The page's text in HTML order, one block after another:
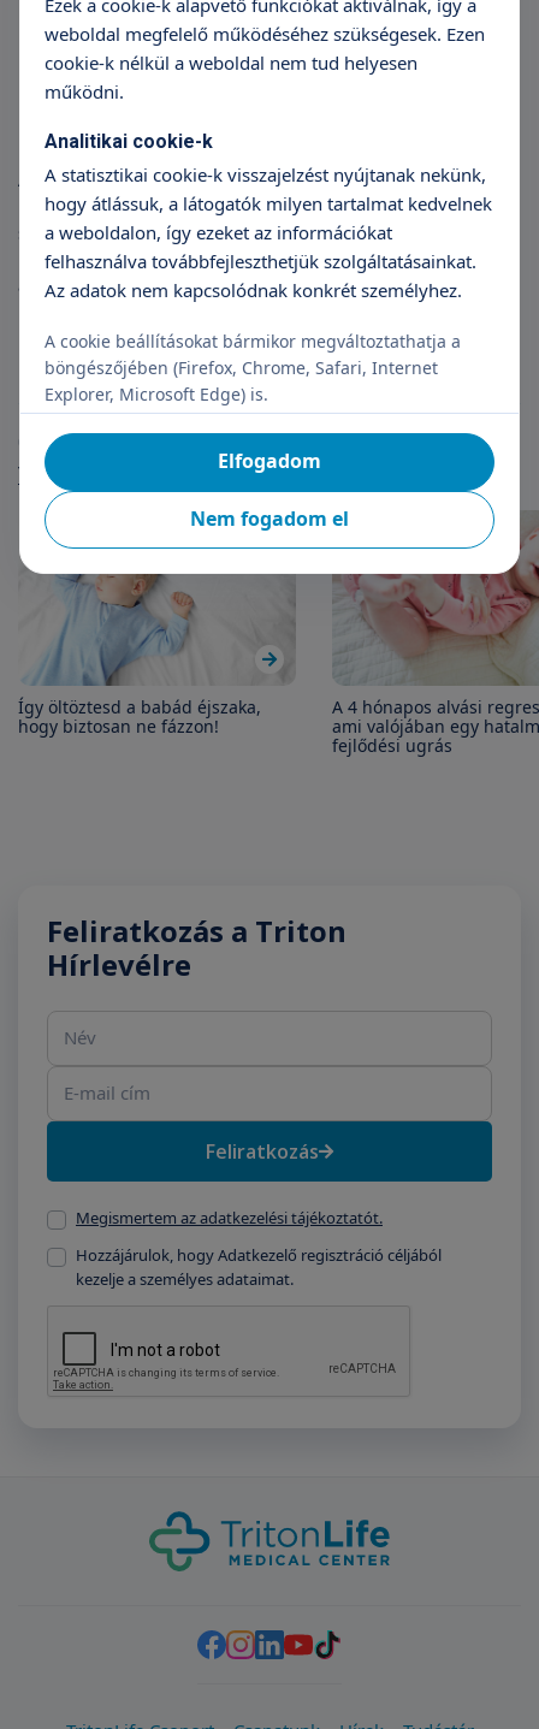
Önálló elalvás támogatása(gyengéd, de hatékony
módszerekkel, sírni hagyás nélkül)
Éjszakai ébredések és etetések rendezése
Nappali alvások beállítása, optimalizálása
Az egész beszélgetés rugalmas: lépésről lépésre haladunk,
hiszen nincs egyetlen helyes út – a gyermekedre és rátok
szabunk mindent. A cél nemcsak a hosszabb alvás, hanem a
nyugodtabb esték és a kiszámíthatóbb napok. Egy jól működő
alvásrend nemcsak a babának, de a szülőknek is óriási
Cikkek
További cikkek
Így öltöztesd a babád éjszaka,
hogy biztosan ne fázzon!
A 4 hónapos alvási
ami valójában egy
fejlődési ugrás
Feliratkozás a Triton
Hírlevélre
Feliratkozás
Megismertem az adatkezelési tájékoztatót.
Hozzájárulok, hogy Adatkezelő regisztráció céljából
kezelje a személyes adataimat.
weboldal megfelelő működéséhez szükségesek. Ezen
cookie-k nélkül a weboldal nem tud helyesen
működni.
Analitikai cookie-k
A statisztikai cookie-k visszajelzést nyújtanak nekünk,
hogy átlássuk, a látogatók milyen tartalmat kedvelnek
a weboldalon, így ezeket az információkat
felhasználva továbbfejleszthetjük szolgáltatásainkat.
Az adatok nem kapcsolódnak konkrét személyhez.
A cookie beállításokat bármikor megváltoztathatja a
böngészőjében (Firefox, Chrome, Safari, Internet
Explorer, Microsoft Edge) is.
Nem fogadom el
Elfogadom